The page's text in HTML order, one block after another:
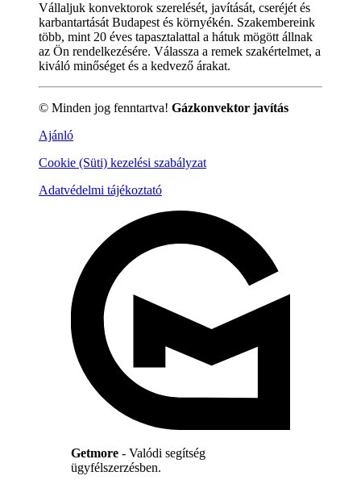
Vállaljuk konvektorok szerelését, javítását, cseréjét és
karbantartását Budapest és környékén. Szakembereink
több, mint 20 éves tapasztalattal a hátuk mögött állnak
az Ön rendelkezésére. Válassza a remek szakértelmet, a
kiváló minőséget és a kedvező árakat.
© Minden jog fenntartva! Gázkonvektor javítás
Ajánló
Cookie (Süti) kezelési szabályzat
Adatvédelmi tájékoztató
Getmore - Valódi segítség
ügyfélszerzésben.